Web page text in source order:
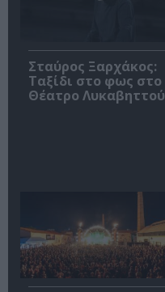
Σταύρος Ξαρχάκος:
Ταξίδι στο φως στο
Θέατρο Λυκαβηττού